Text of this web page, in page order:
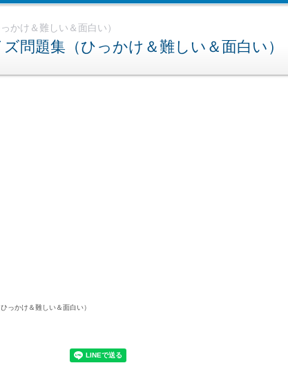
かけ＆難しい＆面白い）
問題集（ひっかけ＆難しい＆面白い）
っかけ＆難しい＆面白い）